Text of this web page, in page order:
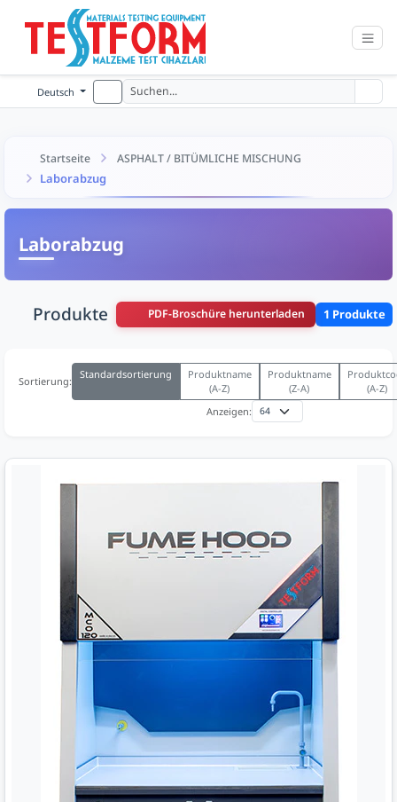
Deutsch
Startseite ASPHALT / BITÜMLICHE MISCHUNG
Laborabzug
Laborabzug
Produkte PDF-Broschüre herunterladen 1 Produkte
Sortierung:
Standardsortierung
Produktname
(A-Z)
Produktname
(Z-A)
(A-Z)
Anzeigen: